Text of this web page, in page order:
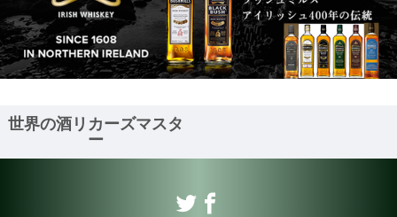
世界の酒リカーズマスタ
ー